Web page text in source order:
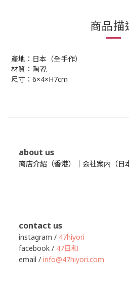
商品描
產地：日本（全手作）
材質：陶瓷
尺寸：6×4×H7cm
about us
商店介紹（香港） 会社案内（日
contact us
instagram / 47hiyori
facebook / 47日和
email / info@47hiyori.com